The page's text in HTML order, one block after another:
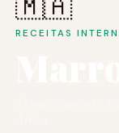
RECEITAS